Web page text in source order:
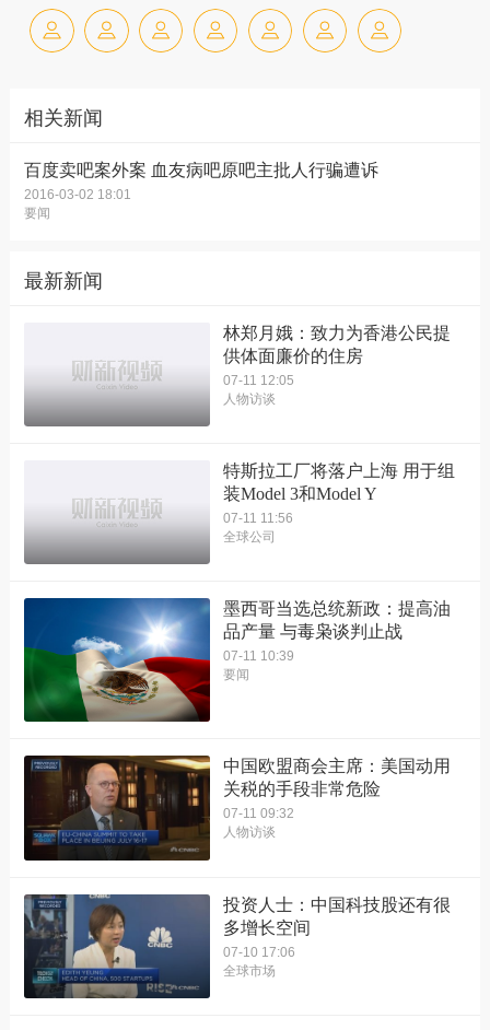
相关新闻
百度卖吧案外案 血友病吧原吧主批人行骗遭诉
2016-03-02 18:01
要闻
最新新闻
林郑月娥：致力为香港公民提
供体面廉价的住房
07-11 12:05
人物访谈
特斯拉工厂将落户上海 用于组
装Model 3和Model Y
07-11 11:56
全球公司
墨西哥当选总统新政：提高油
品产量 与毒枭谈判止战
07-11 10:39
要闻
中国欧盟商会主席：美国动用
关税的手段非常危险
07-11 09:32
人物访谈
投资人士：中国科技股还有很
多增长空间
07-10 17:06
全球市场